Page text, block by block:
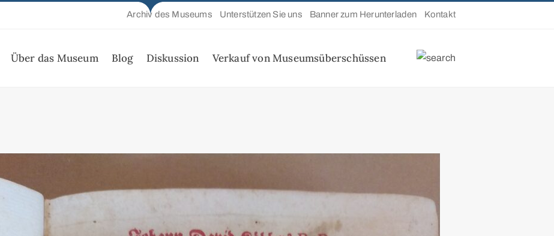
Archiv des Museums Unterstützen Sie uns Banner zum Herunterladen Kontakt
Über das Museum Blog Diskussion Verkauf von Museumsüberschüssen